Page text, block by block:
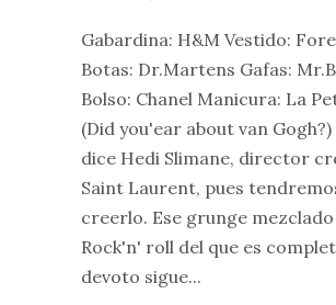
Gabardina: H&M Vestido:
Botas: Dr.Martens Gafas:
Bolso: Chanel Manicura: La
(Did you'ear about van
dice Hedi Slimane, director
Saint Laurent, pues
creerlo. Ese grunge
Rock'n' roll del que es
devoto sigue...